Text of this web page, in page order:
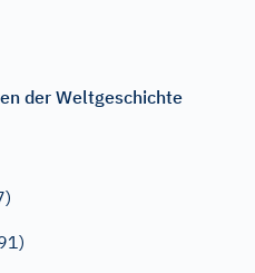
der Weltgeschichte